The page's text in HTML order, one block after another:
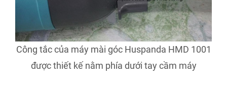
Công tắc của máy mài góc Huspanda HMD 1001
được thiết kế nằm phía dưới tay cầm máy